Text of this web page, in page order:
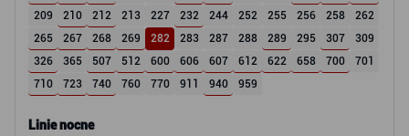
209
210 212 213 227 232 244 252 255 256 258
262
265
267 268 269 282 283 287 288 289 295 307
309
326
365 507 512 600 606 607 612 622 658 700
701
710
723 740 760 770 911 940 959
Linie nocne